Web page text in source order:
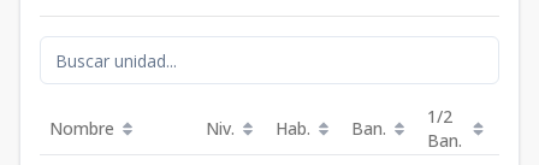
Nombre Niv. Hab. Ban.
1/2
Ban.